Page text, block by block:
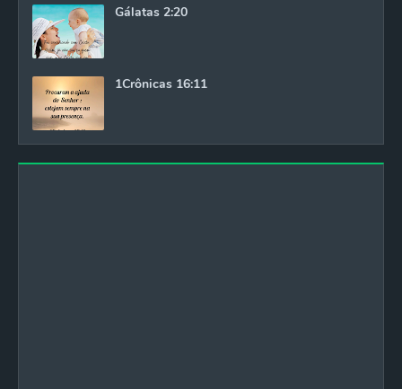
Gálatas 2:20
1Crônicas 16:11